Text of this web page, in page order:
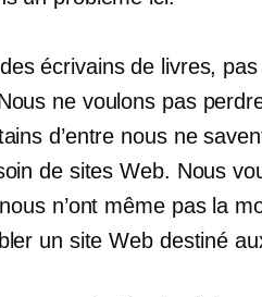
écrivains de livres,
ne voulons pas
d’entre nous ne
de sites Web. Nous
n’ont même pas la
un site Web destiné